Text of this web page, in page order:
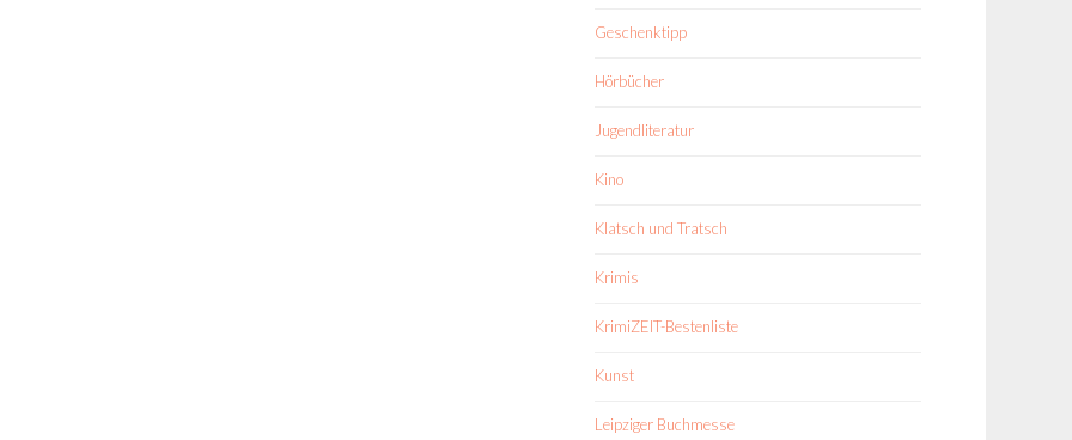
Geschenktipp
Hörbücher
Jugendliteratur
Kino
Klatsch und Tratsch
Krimis
KrimiZEIT-Bestenliste
Kunst
Leipziger Buchmesse